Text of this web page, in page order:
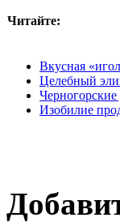
Читайте:
Вкусная
Целебный
Черногорские
Изобилие